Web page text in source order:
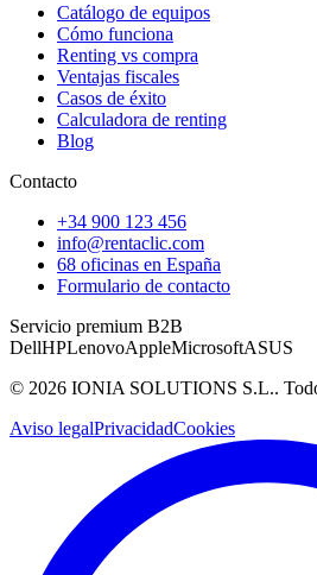
Catálogo de equipos
Cómo funciona
Renting vs compra
Ventajas fiscales
Casos de éxito
Calculadora de renting
Blog
Contacto
+34 900 123 456
info@rentaclic.com
68 oficinas en España
Formulario de contacto
Servicio premium B2B
DellHPLenovoAppleMicrosoftASUS
© 2026 IONIA SOLUTIONS S.L..
Aviso legalPrivacidadCookies